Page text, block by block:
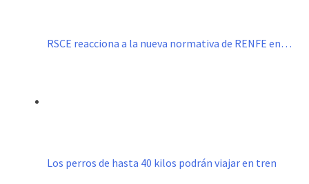
RSCE reacciona a la nueva normativa de RENFE en…
Los perros de hasta 40 kilos podrán viajar en tren